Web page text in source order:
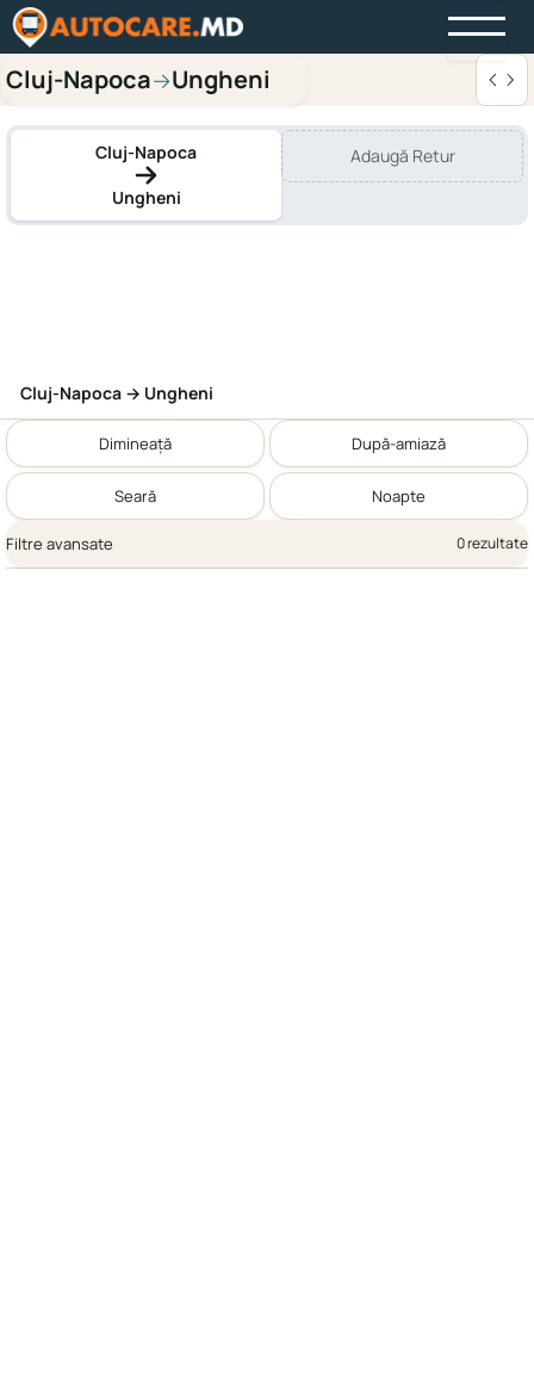
Cluj-Napoca→Ungheni
Cluj-Napoca
Ungheni
Adaugă Retur
Cluj-Napoca → Ungheni
Dimineață După-amiază
Seară Noapte
Filtre avansate 0 rezultate